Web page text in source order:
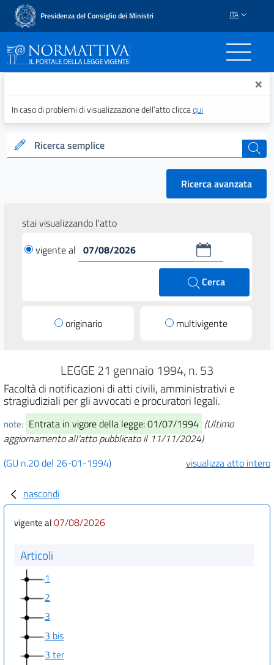
Presidenza del Consiglio dei Ministri ITA
Normattiva - Il portale ×
In caso di problemi di visualizzazione dell’atto cliccaqui
Ricerca semplice cerca
Ricerca avanzata
stai visualizzando l'atto
vigente al
Cerca
originario multivigente
LEGGE 21 gennaio 1994, n. 53
Facoltà di notificazioni di atti civili, amministrativi e
stragiudiziali per gli avvocati e procuratori legali.
note: Entrata in vigore della legge: 01/07/1994 (Ultimo
aggiornamento all'atto pubblicato il 11/11/2024)
(GU n.20 del 26-01-1994)
visualizza atto intero
nascondi
vigente al07/08/2026
Articoli
1
2
3
3 bis
3 ter